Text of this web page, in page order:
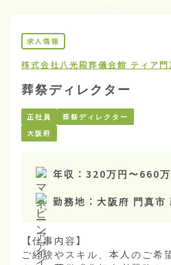
求人情報
株式会社八光殿葬儀会館 ティア門
葬祭ディレクター
正社員
葬祭ディレクター
大阪府
年収： 320万円〜660
勤務地： 大阪府 門真市
【仕事内容】
ご経験やスキル、本人のご希